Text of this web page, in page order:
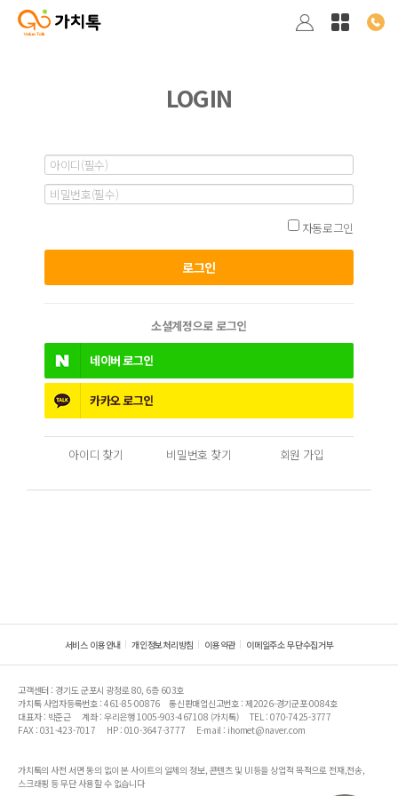
LOGIN
자동로그인
소셜계정으로 로그인
네이버로그인
카카오로그인
아이디 찾기 비밀번호 찾기 회원 가입
서비스 이용안내 개인정보처리방침 이용약관 이메일주소 무단수집거부
고객센터 : 경기도 군포시 광정로 80, 6층 603호
가치톡 사업자등록번호 : 461-85-00876
통신판매업신고번호 : 제2026-경기군포-0084호
대표자 : 박준근
계좌 : 우리은행 1005-903-467108 (가치톡)
TEL : 070-7425-3777
FAX : 031-423-7017
HP : 010-3647-3777 E-mail : ihomet@naver.com
가치톡의 사전 서면 동의 없이 본 사이트의 일체의 정보, 콘텐츠 및 UI등을 상업적 목적으로 전재,전송,
스크래핑 등 무단 사용할 수 없습니다